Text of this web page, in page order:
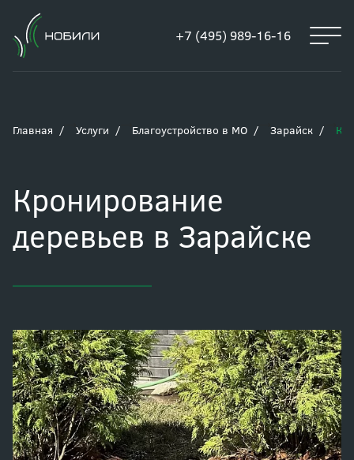
+7 (495) 989-16-16
Главная Услуги Благоустройство в МО Зарайск
Кронирование
деревьев в Зарайске